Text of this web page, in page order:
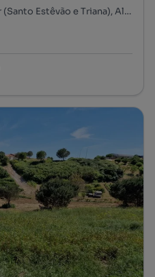
Rua Casal Redonda, Alenquer (Santo Estêvão e Triana), Alenquer, Lisboa